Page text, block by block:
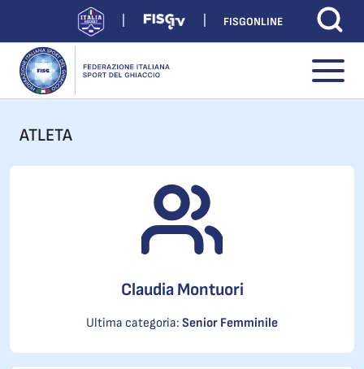
FISGONLINE
ATLETA
Claudia Montuori
Ultima categoria: Senior Femminile